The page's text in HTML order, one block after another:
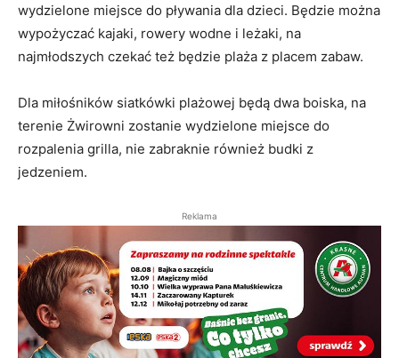
wydzielone miejsce do pływania dla dzieci. Będzie można
wypożyczać kajaki, rowery wodne i leżaki, na
najmłodszych czekać też będzie plaża z placem zabaw.
Dla miłośników siatkówki plażowej będą dwa boiska, na
terenie Żwirowni zostanie wydzielone miejsce do
rozpalenia grilla, nie zabraknie również budki z
jedzeniem.
Reklama